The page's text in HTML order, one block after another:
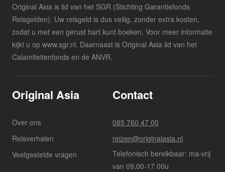
Original Asia is lid van het SGR (Stichting Garantiefonds
Reisgelden). Uw reisgeld is dus veilig, zonder extra kosten,
zodat u met een gerust hart kunt boeken. Voor meer informatie
kijkt u op www.sgr.nl. Daarnaast is Original Asia lid van het
Calamiteitenfonds en de ANVR.
Original Asia
Over ons
Reisverhalen
Veelgestelde vragen
Contact
085 760 47 00
reizen@originalasia.nl
Telefonisch bereikbaar: ma-vrij
van 09.00-17.00u